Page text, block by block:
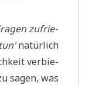
zufrie­
natür­lich
ver­bie­
sagen, was